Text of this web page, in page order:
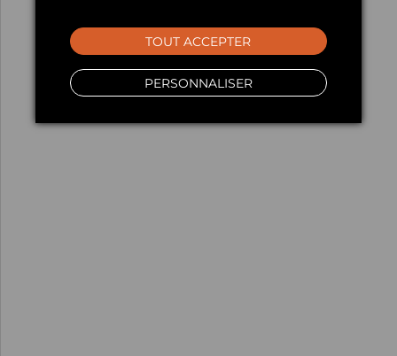
PERSONNALISER
TOUT ACCEPTER